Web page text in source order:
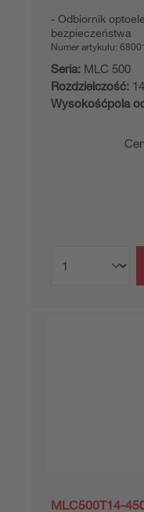
Odbiornik
bezpieczeństwa
Numer artykułu:
Seria: MLC 500
Rozdzielczość:
Wysokośćpola
MLC500T14-